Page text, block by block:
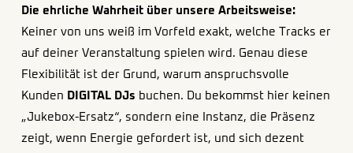
Die ehrliche Wahrheit über unsere Arbeitsweise:
Keiner von uns weiß im Vorfeld exakt, welche Tracks er
auf deiner Veranstaltung spielen wird. Genau diese
Flexibilität ist der Grund, warum anspruchsvolle
Kunden DIGITAL DJs buchen. Du bekommst hier keinen
„Jukebox-Ersatz“, sondern eine Instanz, die Präsenz
zeigt, wenn Energie gefordert ist, und sich dezent